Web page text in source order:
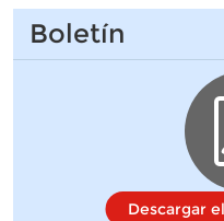
Boletín
Descargar